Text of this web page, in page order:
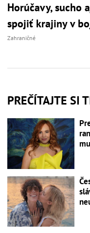
Horúčavy, sucho
spojiť krajiny v
Zahraničné
PREČÍTAJTE SI